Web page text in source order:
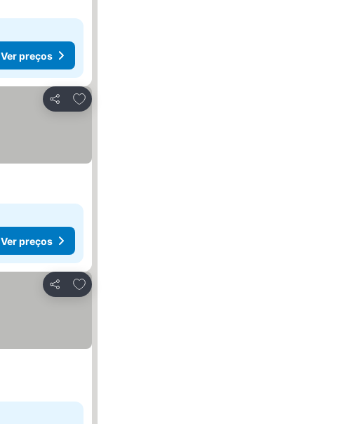
Ver preços
Partilhar
Adicionar aos favoritos
Ver preços
Partilhar
Adicionar aos favoritos